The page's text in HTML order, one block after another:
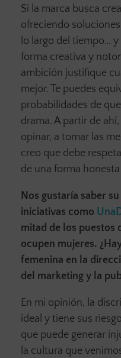
Si la marca busca
ofreciendo
lo largo del tiempo… y
forma creativa y
ambición justifique
mejor. Te puedes
probabilidades de
drama. A partir de
opinar, a tomar las
creo que debe
de una forma
Nos gustaría saber
iniciativas como
mitad de los puestos
ocupen mujeres.
femenina en la
del marketing y la
En mi opinión, la
ideal y tiene sus
que puede generar
la cultura que